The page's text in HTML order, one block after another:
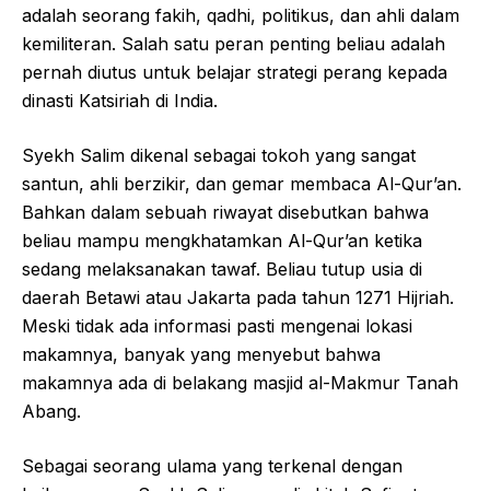
adalah seorang fakih, qadhi, politikus, dan ahli dalam
kemiliteran. Salah satu peran penting beliau adalah
pernah diutus untuk belajar strategi perang kepada
dinasti Katsiriah di India.
Syekh Salim dikenal sebagai tokoh yang sangat
santun, ahli berzikir, dan gemar membaca Al-Qur’an.
Bahkan dalam sebuah riwayat disebutkan bahwa
beliau mampu mengkhatamkan Al-Qur’an ketika
sedang melaksanakan tawaf. Beliau tutup usia di
daerah Betawi atau Jakarta pada tahun 1271 Hijriah.
Meski tidak ada informasi pasti mengenai lokasi
makamnya, banyak yang menyebut bahwa
makamnya ada di belakang masjid al-Makmur Tanah
Abang.
Sebagai seorang ulama yang terkenal dengan